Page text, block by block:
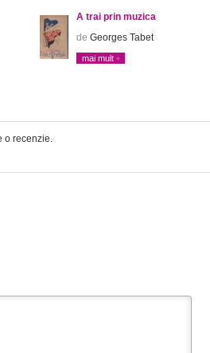
A trai prin muzica
de Georges Tabet
mai mult
o recenzie.